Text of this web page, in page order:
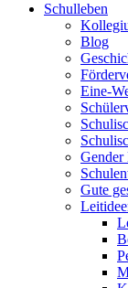
Schulleben
Blog
Eine-
Gender
Gute